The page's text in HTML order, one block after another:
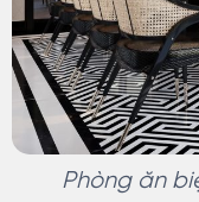
Phòng ăn